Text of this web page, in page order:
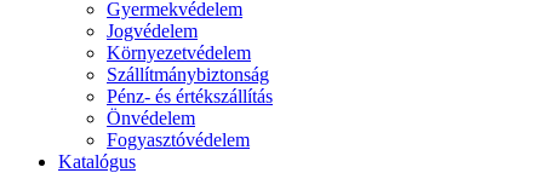
Gyermekvédelem
Jogvédelem
Környezetvédelem
Szállítmánybiztonság
Pénz- és értékszállítás
Önvédelem
Fogyasztóvédelem
Katalógus